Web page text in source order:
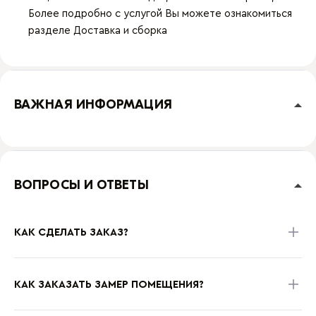
Более подробно с услугой Вы можете ознакомиться
разделе Доставка и сборка
ВАЖНАЯ ИНФОРМАЦИЯ
ВОПРОСЫ И ОТВЕТЫ
КАК СДЕЛАТЬ ЗАКАЗ?
КАК ЗАКАЗАТЬ ЗАМЕР ПОМЕЩЕНИЯ?